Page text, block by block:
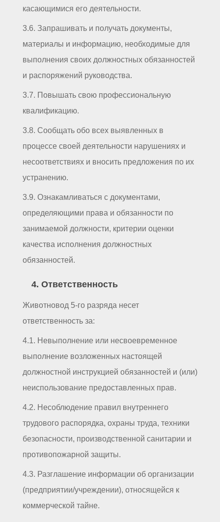
касающимися его деятельности.
3.6. Запрашивать и получать документы,
материалы и информацию, необходимые для
выполнения своих должностных обязанностей
и распоряжений руководства.
3.7. Повышать свою профессиональную
квалификацию.
3.8. Сообщать обо всех выявленных в
процессе своей деятельности нарушениях и
несоответствиях и вносить предложения по их
устранению.
3.9. Ознакамливаться с документами,
определяющими права и обязанности по
занимаемой должности, критерии оценки
качества исполнения должностных
обязанностей.
4. Ответственность
Животновод 5-го разряда несет
ответственность за:
4.1. Невыполнение или несвоевременное
выполнение возложенных настоящей
должностной инструкцией обязанностей и (или)
неиспользование предоставленных прав.
4.2. Несоблюдение правил внутреннего
трудового распорядка, охраны труда, техники
безопасности, производственной санитарии и
противопожарной защиты.
4.3. Разглашение информации об организации
(предприятии/учреждении), относящейся к
коммерческой тайне.